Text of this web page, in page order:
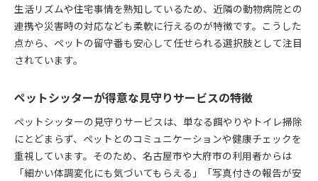
ペットシッターの動物病院代行事例と注意点
ペットシッターで独立を目指す方法
ペットシッター独立に必要な資格や登録条件
ペットシッターで独立する実務経験の積み方
ペットシッターとして独立を目指す際の注意点
地域密着サービスの技法を学ぶ
地域密着型ペットシッターの強みと選び方
生活リズムや住宅事情を熟知しているため、近隣の動物病院との
連携や災害時の対応なども柔軟に行えるのが特徴です。こうした
点から、ペットの留守番も安心して任せられる選択肢として注目
されています。
ペットシッターが得意な見守りサービスの特徴
ペットシッターの見守りサービスは、単なる餌やりやトイレ掃除
にとどまらず、ペットとのコミュニケーションや健康チェックを
重視しています。そのため、名古屋市や大府市の利用者からは
「細かい体調変化にも気づいてもらえる」「写真付きの報告が安